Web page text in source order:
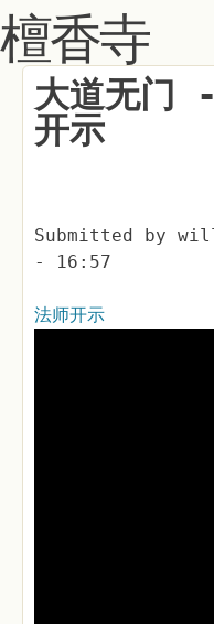
檀香寺
大道无门
开示
Submitted by
- 16:57
法师开示